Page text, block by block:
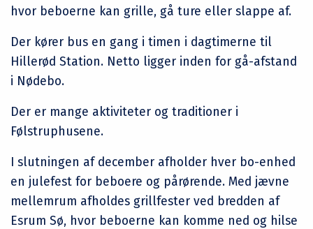
hvor beboerne kan grille, gå ture eller slappe af.
Der kører bus en gang i timen i dagtimerne til
Hillerød Station. Netto ligger inden for gå-afstand
i Nødebo.
Der er mange aktiviteter og traditioner i
Følstruphusene.
I slutningen af december afholder hver bo-enhed
en julefest for beboere og pårørende. Med jævne
mellemrum afholdes grillfester ved bredden af
Esrum Sø, hvor beboerne kan komme ned og hilse